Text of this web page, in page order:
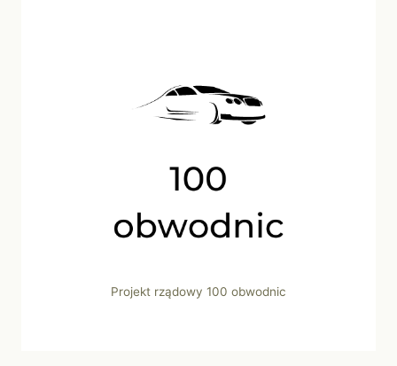
Projekt rządowy 100 obwodnic